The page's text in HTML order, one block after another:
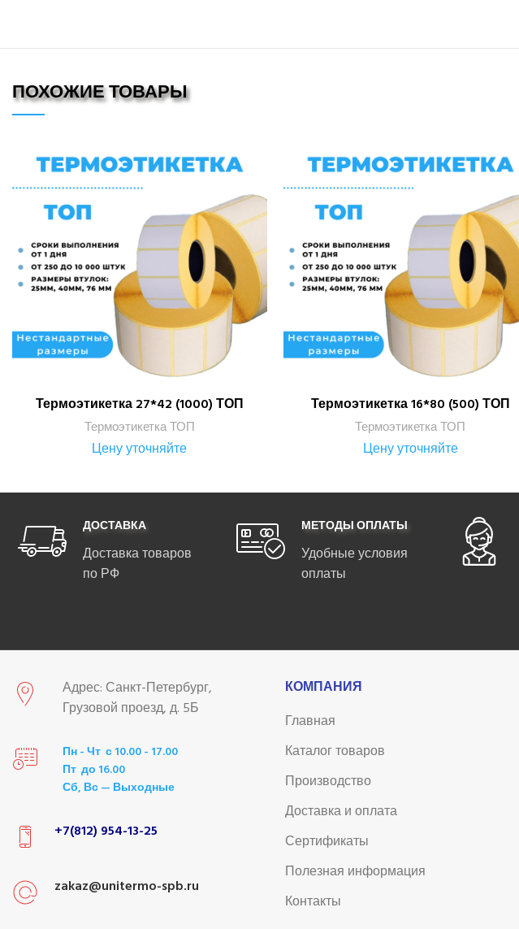
ПОХОЖИЕ ТОВАРЫ
ПОДРОБНЕЕ
Термоэтикетка 27*42 (1000) ТОП
Термоэтикетка ТОП
Цену уточняйте
ПОДРОБНЕЕ
Термоэтикетка 16*80 (500) ТОП
Термоэтикетка ТОП
Цену уточняйте
ДОСТАВКА
Доставка товаров
по РФ
МЕТОДЫ ОПЛАТЫ
Удобные условия
оплаты
Адрес: Санкт-Петербург,
Грузовой проезд, д. 5Б
Пн - Чт с 10.00 - 17.00
Пт до 16.00
Сб, Вс — Выходные
+7(812) 954-13-25
zakaz@unitermo-spb.ru
КОМПАНИЯ
Главная
Каталог товаров
Производство
Доставка и оплата
Сертификаты
Полезная информация
Контакты